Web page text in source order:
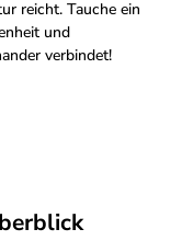
reicht. Tauche ein
und
verbindet!